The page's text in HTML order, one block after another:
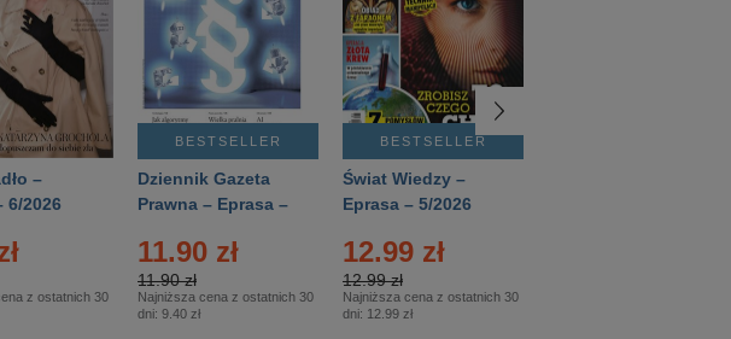
–
6/2026
z ostatnich 30
BESTSELLER
Dziennik Gazeta
Prawna – Eprasa –
11.90 zł
11.90 zł
Najniższa cena z ostatnich 30
dni: 9.40 zł
BESTSELLER
Świat Wiedzy –
Eprasa – 5/2026
12.99 zł
12.99 zł
Najniższa cena z ostatnich 30
dni: 12.99 zł